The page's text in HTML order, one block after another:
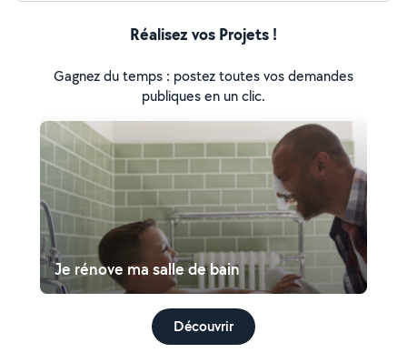
Réalisez vos Projets !
Gagnez du temps : postez toutes vos demandes
publiques en un clic.
Je rénove ma salle de bain
Découvrir